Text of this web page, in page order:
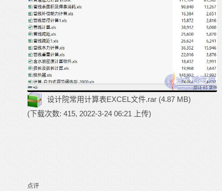
设计院常用计算表EXCEL文件.rar (4.87 MB)
(下载次数: 415, 2022-3-24 06:21 上传)
点评